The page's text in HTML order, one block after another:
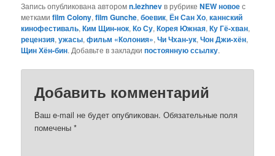
Запись опубликована авторомn.lezhnevв рубрикеNEW новоес
меткамиfilm Colony,film Gunche,боевик,Ён Сан Хо,каннский
кинофестиваль,Ким Щин-нок,Ко Су,Корея Южная,Ку Гё-хван,
рецензия,ужасы,фильм «Колония»,Чи Чхан-ук,Чон Джи-хён,
Щин Хён-бин. Добавьте в закладкипостоянную ссылку.
Добавить комментарий
Ваш e-mail не будет опубликован. Обязательные поля
помечены*